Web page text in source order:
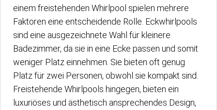
einem freistehenden Whirlpool spielen mehrere
Faktoren eine entscheidende Rolle. Eckwhirlpools
sind eine ausgezeichnete Wahl für kleinere
Badezimmer, da sie in eine Ecke passen und somit
weniger Platz einnehmen. Sie bieten oft genug
Platz für zwei Personen, obwohl sie kompakt sind.
Freistehende Whirlpools hingegen, bieten ein
luxuriöses und ästhetisch ansprechendes Design,